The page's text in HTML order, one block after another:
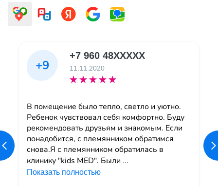
+9
+7 960 48XXXXX
11.11.2020
В помещение было тепло, светло и уютно.
Ребенок чувствовал себя комфортно. Буду
рекомендовать друзьям и знакомым. Если
понадобится, с племянником обратимся
снова.Я с племянником обратилась в
клинику "kids MED". Были ...
Показать полностью